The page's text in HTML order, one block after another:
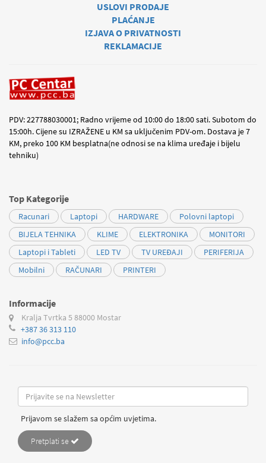
USLOVI PRODAJE
PLAĆANJE
IZJAVA O PRIVATNOSTI
REKLAMACIJE
PDV: 227788030001; Radno vrijeme od 10:00 do 18:00 sati. Subotom do
15:00h. Cijene su IZRAŽENE u KM sa uključenim PDV-om. Dostava je 7
KM, preko 100 KM besplatna(ne odnosi se na klima uređaje i bijelu
tehniku)
Top Kategorije
Racunari Laptopi HARDWARE
Polovni laptopi
BIJELA TEHNIKA
KLIME ELEKTRONIKA
MONITORI
Laptopi i Tableti
LED TV TV UREĐAJI
PERIFERIJA
Mobilni
RAČUNARI PRINTERI
Informacije
Kralja Tvrtka 5 88000 Mostar
+387 36 313 110
info@pcc.ba
Prijavom se slažem sa općim uvjetima.
Pretplati se